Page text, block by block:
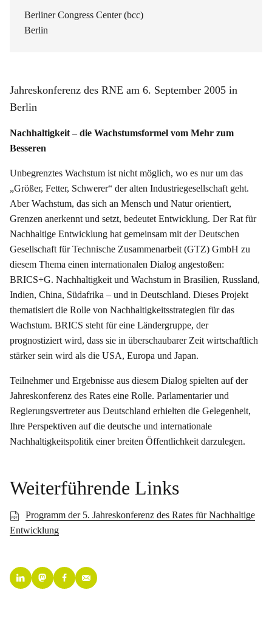
Berliner Congress Center (bcc)
Berlin
Jahreskonferenz des RNE am 6. September 2005 in
Berlin
Nachhaltigkeit – die Wachstumsformel vom Mehr zum
Besseren
Unbegrenztes Wachstum ist nicht möglich, wo es nur um das
„Größer, Fetter, Schwerer“ der alten Industriegesellschaft geht.
Aber Wachstum, das sich an Mensch und Natur orientiert,
Grenzen anerkennt und setzt, bedeutet Entwicklung. Der Rat für
Nachhaltige Entwicklung hat gemeinsam mit der Deutschen
Gesellschaft für Technische Zusammenarbeit (GTZ) GmbH zu
diesem Thema einen internationalen Dialog angestoßen:
BRICS+G. Nachhaltigkeit und Wachstum in Brasilien, Russland,
Indien, China, Südafrika – und in Deutschland. Dieses Projekt
thematisiert die Rolle von Nachhaltigkeitsstrategien für das
Wachstum. BRICS steht für eine Ländergruppe, der
prognostiziert wird, dass sie in überschaubarer Zeit wirtschaftlich
stärker sein wird als die USA, Europa und Japan.
Teilnehmer und Ergebnisse aus diesem Dialog spielten auf der
Jahreskonferenz des Rates eine Rolle. Parlamentarier und
Regierungsvertreter aus Deutschland erhielten die Gelegenheit,
Ihre Perspektiven auf die deutsche und internationale
Nachhaltigkeitspolitik einer breiten Öffentlichkeit darzulegen.
Weiterführende Links
Programm der 5. Jahreskonferenz des Rates für Nachhaltige
Entwicklung